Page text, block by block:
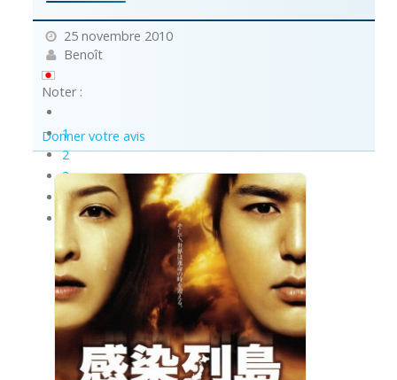
25 novembre 2010
Benoît
Noter :
1
2
3
4
Donner votre avis